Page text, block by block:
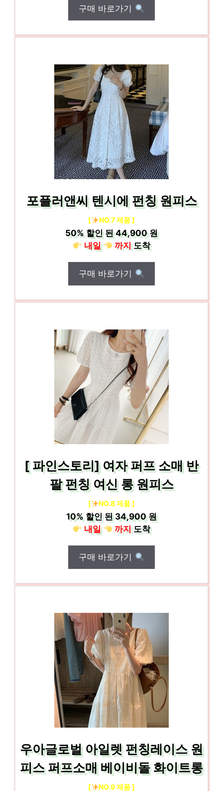
구매 바로가기
포플러앤씨 텐시에 펀칭 원피스
[ NO.7 제품 ]
50%할인 된44,900 원
내일
까지도착
구매 바로가기
[ 파인스토리] 여자 퍼프 소매 반
팔 펀칭 여신 롱 원피스
[ NO.8 제품 ]
10%할인 된34,900 원
내일
까지도착
구매 바로가기
우아글로벌 아일렛 펀칭레이스 원
피스 퍼프소매 베이비돌 화이트롱
[ NO.9 제품 ]